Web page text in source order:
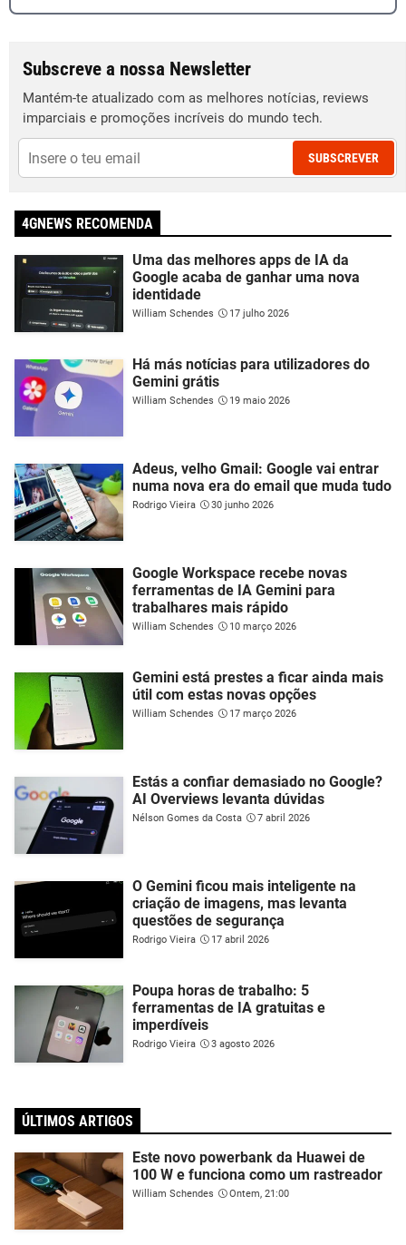
Subscreve a nossa Newsletter
Mantém-te atualizado com as melhores notícias, reviews
imparciais e promoções incríveis do mundo tech.
SUBSCREVER
4GNEWS RECOMENDA
Uma das melhores apps de IA da
Google acaba de ganhar uma nova
identidade
William Schendes 17 julho 2026
Há más notícias para utilizadores do
Gemini grátis
William Schendes 19 maio 2026
Adeus, velho Gmail: Google vai entrar
numa nova era do email que muda tudo
Rodrigo Vieira 30 junho 2026
Google Workspace recebe novas
ferramentas de IA Gemini para
trabalhares mais rápido
William Schendes 10 março 2026
Gemini está prestes a ficar ainda mais
útil com estas novas opções
William Schendes 17 março 2026
Estás a confiar demasiado no Google?
AI Overviews levanta dúvidas
Nélson Gomes da Costa 7 abril 2026
O Gemini ficou mais inteligente na
criação de imagens, mas levanta
questões de segurança
Rodrigo Vieira 17 abril 2026
Poupa horas de trabalho: 5
ferramentas de IA gratuitas e
imperdíveis
Rodrigo Vieira 3 agosto 2026
ÚLTIMOS ARTIGOS
Este novo powerbank da Huawei de
100 W e funciona como um rastreador
William Schendes Ontem, 21:00